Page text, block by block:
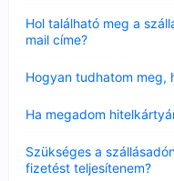
Hol található meg a
mail címe?
Hogyan tudhatom meg,
Ha megadom
Szükséges a
fizetést teljesítenem?